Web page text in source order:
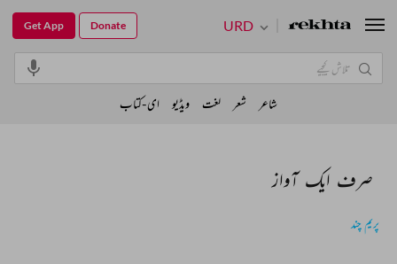
صرف ایک آواز
پریم چند
URD
Get App Donate
شاعر شعر لغت ویڈیو ای-کتاب